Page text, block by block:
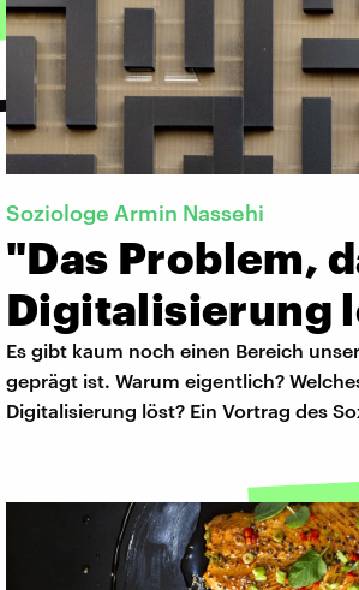
Soziologe Armin Nassehi
"Das Problem,
Digitalisierung
Es gibt kaum noch einen Bereich
geprägt ist. Warum eigentlich?
Digitalisierung löst? Ein Vortrag des